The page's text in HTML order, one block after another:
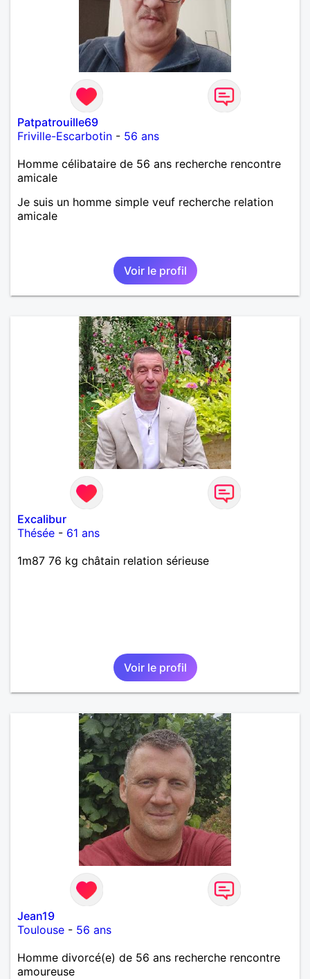
Patpatrouille69
Friville-Escarbotin - 56 ans
Homme célibataire de 56 ans recherche rencontre
amicale
Je suis un homme simple veuf recherche relation
amicale
Voir le profil
Excalibur
Thésée - 61 ans
1m87 76 kg châtain relation sérieuse
Voir le profil
Jean19
Toulouse - 56 ans
Homme divorcé(e) de 56 ans recherche rencontre
amoureuse